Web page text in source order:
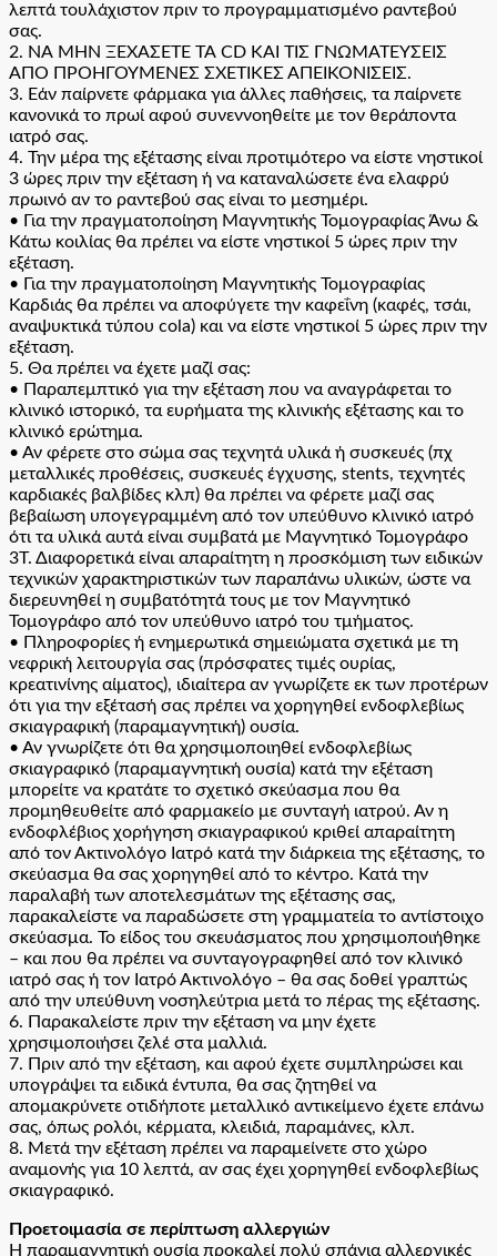
λεπτά τουλάχιστον πριν το προγραμματισμένο ραντεβού
σας.
2. ΝΑ ΜΗΝ ΞΕΧΑΣΕΤΕ ΤΑ CD ΚΑΙ ΤΙΣ ΓΝΩΜΑΤΕΥΣΕΙΣ
ΑΠΟ ΠΡΟΗΓΟΥΜΕΝΕΣ ΣΧΕΤΙΚΕΣ ΑΠΕΙΚΟΝΙΣΕΙΣ.
3. Εάν παίρνετε φάρμακα για άλλες παθήσεις, τα παίρνετε
κανονικά το πρωί αφού συνεννοηθείτε με τον θεράποντα
ιατρό σας.
4. Την μέρα της εξέτασης είναι προτιμότερο να είστε νηστικοί
3 ώρες πριν την εξέταση ή να καταναλώσετε ένα ελαφρύ
πρωινό αν το ραντεβού σας είναι το μεσημέρι.
• Για την πραγματοποίηση Μαγνητικής Τομογραφίας Άνω &
Κάτω κοιλίας θα πρέπει να είστε νηστικοί 5 ώρες πριν την
εξέταση.
• Για την πραγματοποίηση Μαγνητικής Τομογραφίας
Καρδιάς θα πρέπει να αποφύγετε την καφεΐνη (καφές, τσάι,
αναψυκτικά τύπου cola) και να είστε νηστικοί 5 ώρες πριν την
εξέταση.
5. Θα πρέπει να έχετε μαζί σας:
• Παραπεμπτικό για την εξέταση που να αναγράφεται το
κλινικό ιστορικό, τα ευρήματα της κλινικής εξέτασης και το
κλινικό ερώτημα.
• Αν φέρετε στο σώμα σας τεχνητά υλικά ή συσκευές (πχ
μεταλλικές προθέσεις, συσκευές έγχυσης, stents, τεχνητές
καρδιακές βαλβίδες κλπ) θα πρέπει να φέρετε μαζί σας
βεβαίωση υπογεγραμμένη από τον υπεύθυνο κλινικό ιατρό
ότι τα υλικά αυτά είναι συμβατά με Μαγνητικό Τομογράφο
3Τ. Διαφορετικά είναι απαραίτητη η προσκόμιση των ειδικών
τεχνικών χαρακτηριστικών των παραπάνω υλικών, ώστε να
διερευνηθεί η συμβατότητά τους με τον Μαγνητικό
Τομογράφο από τον υπεύθυνο ιατρό του τμήματος.
• Πληροφορίες ή ενημερωτικά σημειώματα σχετικά με τη
νεφρική λειτουργία σας (πρόσφατες τιμές ουρίας,
κρεατινίνης αίματος), ιδιαίτερα αν γνωρίζετε εκ των προτέρων
ότι για την εξέτασή σας πρέπει να χορηγηθεί ενδοφλεβίως
σκιαγραφική (παραμαγνητική) ουσία.
• Αν γνωρίζετε ότι θα χρησιμοποιηθεί ενδοφλεβίως
σκιαγραφικό (παραμαγνητική ουσία) κατά την εξέταση
μπορείτε να κρατάτε το σχετικό σκεύασμα που θα
προμηθευθείτε από φαρμακείο με συνταγή ιατρού. Αν η
ενδοφλέβιος χορήγηση σκιαγραφικού κριθεί απαραίτητη
από τον Ακτινολόγο Ιατρό κατά την διάρκεια της εξέτασης, το
σκεύασμα θα σας χορηγηθεί από το κέντρο. Κατά την
παραλαβή των αποτελεσμάτων της εξέτασης σας,
παρακαλείστε να παραδώσετε στη γραμματεία το αντίστοιχο
σκεύασμα. Το είδος του σκευάσματος που χρησιμοποιήθηκε
– και που θα πρέπει να συνταγογραφηθεί από τον κλινικό
ιατρό σας ή τον Ιατρό Ακτινολόγο – θα σας δοθεί γραπτώς
από την υπεύθυνη νοσηλεύτρια μετά το πέρας της εξέτασης.
6. Παρακαλείστε πριν την εξέταση να μην έχετε
χρησιμοποιήσει ζελέ στα μαλλιά.
7. Πριν από την εξέταση, και αφού έχετε συμπληρώσει και
υπογράψει τα ειδικά έντυπα, θα σας ζητηθεί να
απομακρύνετε οτιδήποτε μεταλλικό αντικείμενο έχετε επάνω
σας, όπως ρολόι, κέρματα, κλειδιά, παραμάνες, κλπ.
8. Μετά την εξέταση πρέπει να παραμείνετε στο χώρο
αναμονής για 10 λεπτά, αν σας έχει χορηγηθεί ενδοφλεβίως
σκιαγραφικό.
Προετοιμασία σε περίπτωση αλλεργιών
Η παραμαγνητική ουσία προκαλεί πολύ σπάνια αλλεργικές